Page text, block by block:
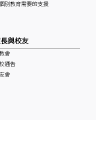
別教育需要的支援
與校友
會
通告
會